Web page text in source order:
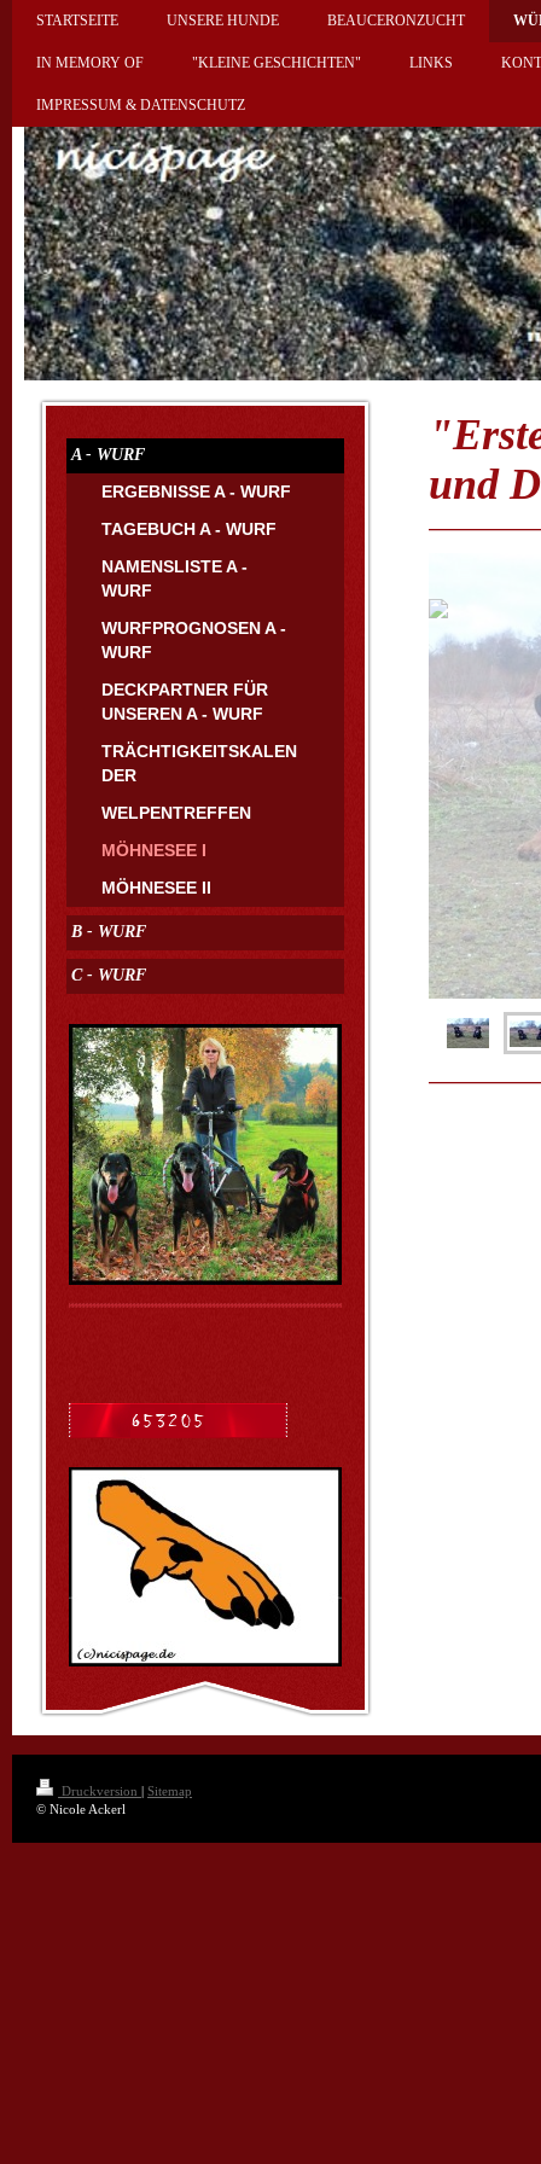
STARTSEITE UNSERE HUNDE BEAUCERONZUCHT
IN MEMORY OF "KLEINE GESCHICHTEN" LINKS
IMPRESSUM & DATENSCHUTZ
A - WURF
ERGEBNISSE A - WURF
TAGEBUCH A - WURF
NAMENSLISTE A -
WURF
WURFPROGNOSEN A -
WURF
DECKPARTNER FÜR
UNSEREN A - WURF
TRÄCHTIGKEITSKALEN
DER
WELPENTREFFEN
MÖHNESEE I
MÖHNESEE II
B - WURF
C - WURF
und
Druckversion | Sitemap
© Nicole Ackerl